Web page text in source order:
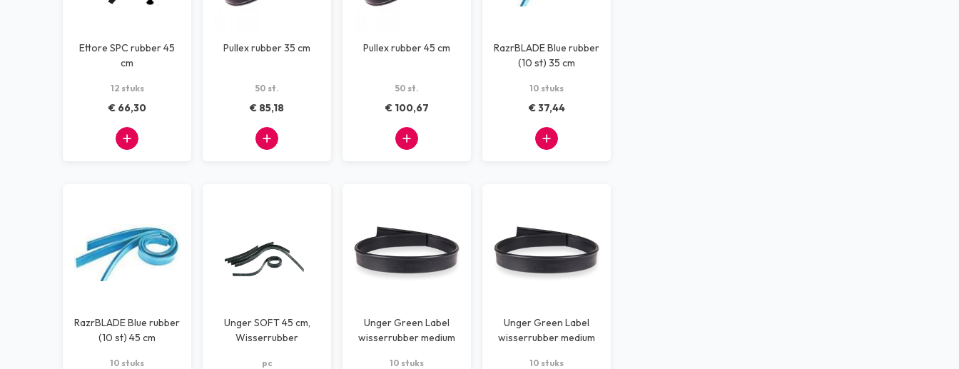
Ettore SPC rubber 45
cm
12 stuks
€ 66,30
Pullex rubber 35 cm
50 st.
€ 85,18
Pullex rubber 45 cm
50 st.
€ 100,67
RazrBLADE Blue rubber
(10 st) 35 cm
10 stuks
€ 37,44
RazrBLADE Blue rubber
(10 st) 45 cm
10 stuks
Unger SOFT 45 cm,
Wisserrubber
pc
Unger Green Label
wisserrubber medium
10 stuks
Unger Green Label
wisserrubber medium
10 stuks